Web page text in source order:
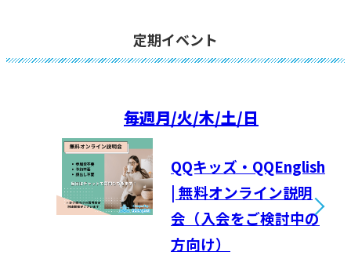
定期イベント
毎週月/火/木/土/日
QQキッズ・QQEnglish
| 無料オンライン説明
会（入会をご検討中の
方向け）